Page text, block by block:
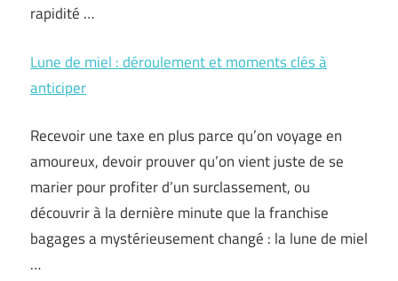
rapidité …
Lune de miel : déroulement et moments clés à
anticiper
Recevoir une taxe en plus parce qu’on voyage en
amoureux, devoir prouver qu’on vient juste de se
marier pour profiter d’un surclassement, ou
découvrir à la dernière minute que la franchise
bagages a mystérieusement changé : la lune de miel
…